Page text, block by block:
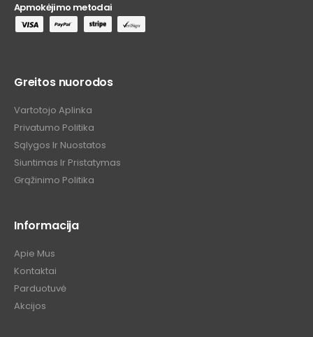
Apmokėjimo metodai
Greitos nuorodos
Vartotojo Aplinka
Privatumo Politika
Sąlygos Ir Nuostatos
Siuntimas Ir Pristatymas
Grąžinimo Politika
Informacija
Apie Mus
Kontaktai
Parduotuvė
Akcijos